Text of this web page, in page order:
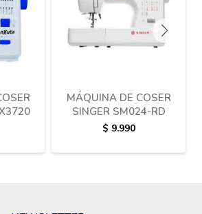
MÁQUINA DE COSER
SINGER SM024-RD
$ 9.990